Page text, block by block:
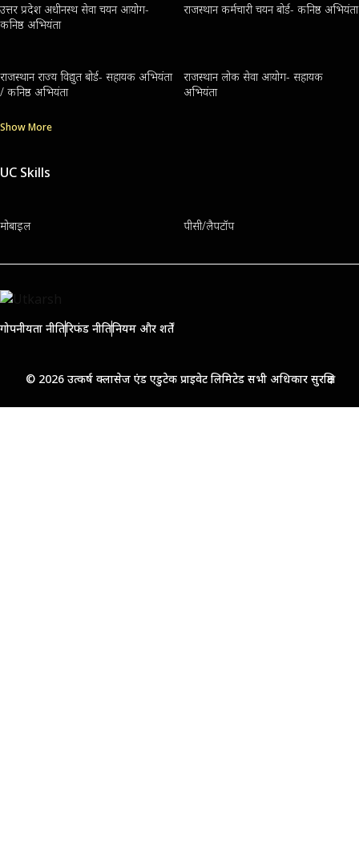
उत्तर प्रदेश अधीनस्थ सेवा चयन आयोग-
कनिष्ठ अभियंता
राजस्थान कर्मचारी चयन बोर्ड- कनिष्ठ अभियंता
राजस्थान राज्य विद्युत बोर्ड- सहायक अभियंता
/ कनिष्ठ अभियंता
राजस्थान लोक सेवा आयोग- सहायक
अभियंता
Show More
UC Skills
मोबाइल पीसी/लैपटॉप
गोपनीयता नीतिरिफंड नीतिनियम और शर्तें
© 2026 उत्कर्ष क्लासेज एंड एडुटेक प्राइवेट लिमिटेड सभी अधिकार सुरक्षित